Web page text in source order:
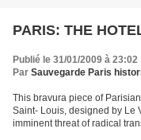
PARIS: THE
Publié le 31/01/2009 à 23:02
Par Sauvegarde Paris
This bravura piece of
Saint- Louis, designed by Le
imminent threat of radical